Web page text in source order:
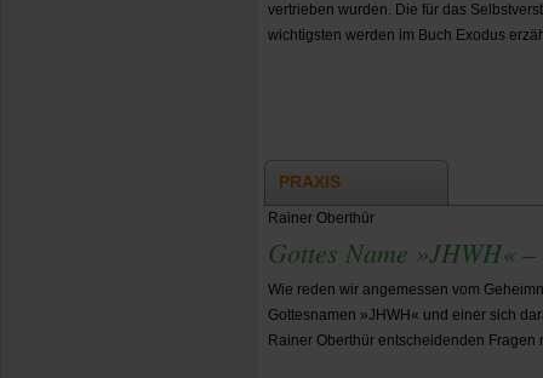
vertrieben wurden. Die für das
wichtigsten werden im Buch Exodus
PRAXIS
Rainer Oberthür
Gottes Name »JHWH«
Wie reden wir angemessen vom
Gottesnamen »JHWH« und einer sich
Rainer Oberthür entscheidenden